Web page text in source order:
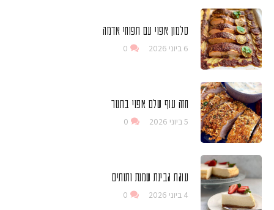
סלמון אפוי עם תפוחי אדמה
6 ביוני 2026 0
חזה עוף שלם אפוי בתנור
5 ביוני 2026 0
עוגת גבינת שמנת ותותים
4 ביוני 2026 0